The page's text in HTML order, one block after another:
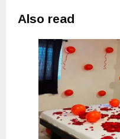
Also read